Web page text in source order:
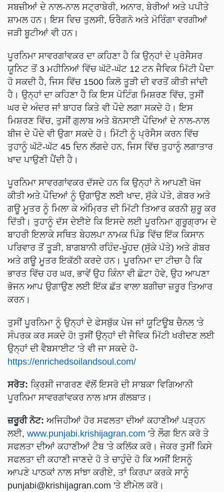
ਸਬਜ਼ੀਆਂ ਦੇ ਨਾਲ-ਨਾਲ ਸਟ੍ਰਾਬੇਰੀ, ਅਨਾਰ, ਬੇਰੀਆਂ ਅਤੇ ਪਪੀਤੇ
ਸ਼ਾਮਲ ਹਨ। ਇਸ ਵਿਚ ਤੁਲਸੀ, ਓਰੈਗਨੋ ਅਤੇ ਮੋਰਿੰਗਾ ਵਰਗੀਆਂ
ਜੜੀ ਬੂਟੀਆਂ ਵੀ ਹਨ।
ਪੂਰਨਿਮਾ ਸਾਵਰਗਾਂਵਕਰ ਦਾ ਕਹਿਣਾ ਹੈ ਕਿ ਉਨ੍ਹਾਂ ਦੇ ਪ੍ਰੋਸੈਸਰ
ਯੂਨਿਟ ਤੋਂ 3 ਮਹੀਨਿਆਂ ਵਿੱਚ ਘੱਟੋ-ਘੱਟ 12 ਟਨ ਜੈਵਿਕ ਮਿੱਟੀ ਪੈਦਾ
ਹੋ ਸਕਦੀ ਹੈ, ਜਿਸ ਵਿੱਚ 1500 ਕਿਲੋ ਤੂੜੀ ਦੀ ਵਰਤੋਂ ਕੀਤੀ ਜਾਂਦੀ
ਹੈ। ਉਨ੍ਹਾਂ ਦਾ ਕਹਿਣਾ ਹੈ ਕਿ ਇਸ ਪੋਟਿੰਗ ਮਿਸ਼ਰਣ ਵਿੱਚ, ਤੁਸੀਂ
ਘਰ ਦੇ ਅੰਦਰ ਜਾਂ ਬਾਹਰ ਕਿਤੇ ਵੀ ਪੌਦੇ ਲਗਾ ਸਕਦੇ ਹੋ। ਇਸ
ਮਿਸ਼ਰਣ ਵਿੱਚ, ਤੁਸੀਂ ਗੁਲਾਬ ਅਤੇ ਬੋਨਸਾਈ ਪੌਦਿਆਂ ਦੇ ਨਾਲ-ਨਾਲ
ਬੀਜ ਦੇ ਪੌਦੇ ਵੀ ਉਗਾ ਸਕਦੇ ਹੋ। ਮਿੱਟੀ ਨੂੰ ਪ੍ਰੋਸੈਸ ਕਰਨ ਵਿੱਚ
ਤੁਹਾਨੂੰ ਘੱਟੋ-ਘੱਟ 45 ਦਿਨ ਲੱਗਦੇ ਹਨ, ਜਿਸ ਵਿੱਚ ਤੁਹਾਨੂੰ ਲਗਾਤਾਰ
ਖਾਦ ਪਾਉਣੀ ਪੈਂਦੀ ਹੈ।
ਪੂਰਨਿਮਾ ਸਾਵਰਗਾਂਵਕਰ ਦੱਸਦੇ ਹਨ ਕਿ ਉਨ੍ਹਾਂ ਨੇ ਆਪਣੀ ਖੋਜ
ਕੀਤੀ ਅਤੇ ਪੌਦਿਆਂ ਨੂੰ ਉਗਾਉਣ ਲਈ ਖਾਦ, ਸੁੱਕੇ ਪੱਤੇ, ਗੋਬਰ ਅਤੇ
ਗਊ ਮੂਤਰ ਨੂੰ ਮਿਲਾ ਕੇ ਅੰਮ੍ਰਿਤ ਦੀ ਮਿੱਟੀ ਤਿਆਰ ਕਰਨੀ ਸ਼ੁਰੂ ਕਰ
ਦਿੱਤੀ। ਤੁਹਾਨੂੰ ਦੱਸ ਦੇਈਏ ਕਿ ਇਸਦੇ ਲਈ ਪੂਰਨਿਮਾ ਗੁਰੂਗ੍ਰਾਮ ਦੇ
ਬਾਹਰੀ ਇਲਾਕੇ ਸਥਿਤ ਬੇਹਲਪਾ ਨਾਮਕ ਪਿੰਡ ਵਿੱਚ ਇੱਕ ਕਿਸਾਨ
ਪਰਿਵਾਰ ਤੋਂ ਤੂੜੀ, ਬਾਗਬਾਨੀ ਰਹਿੰਦ-ਖੂੰਹਦ (ਸੁੱਕੇ ਪੱਤੇ) ਅਤੇ ਗੋਬਰ
ਅਤੇ ਗਊ ਮੂਤਰ ਇਕੱਠੀ ਕਰਦੇ ਹਨ। ਪੂਰਨਿਮਾ ਦਾ ਟੀਚਾ ਹੈ ਕਿ
ਭਾਰਤ ਵਿੱਚ ਹਰ ਘਰ, ਭਾਵੇਂ ਉਹ ਕਿੰਨਾ ਵੀ ਛੋਟਾ ਹੋਵੇ, ਉਹ ਆਪਣਾ
ਭੋਜਨ ਆਪ ਉਗਾਉਣ ਲਈ ਇੱਕ ਛੱਤ ਵਾਲਾ ਬਗੀਚਾ ਜ਼ਰੂਰ ਤਿਆਰ
ਕਰਨ।
ਤੁਸੀਂ ਪੂਰਨਿਮਾ ਨੂੰ ਉਨ੍ਹਾਂ ਦੇ ਫੇਸਬੁੱਕ ਪੇਜ ਜਾਂ ਯੂਟਿਊਬ ਚੈਨਲ 'ਤੇ
ਸੰਪਰਕ ਕਰ ਸਕਦੇ ਹੋ! ਤੁਸੀਂ ਉਨ੍ਹਾਂ ਦੀ ਜੈਵਿਕ ਮਿੱਟੀ ਖਰੀਦਣ ਲਈ
ਉਨ੍ਹਾਂ ਦੀ ਵੈਬਸਾਈਟ 'ਤੇ ਵੀ ਜਾ ਸਕਦੇ ਹੋ-
https://enrichedsoilandsoul.com/
ਸਰੋਤ: ਕ੍ਰਿਸ਼ੀ ਜਾਗਰਣ ਵੱਲੋਂ ਇਸਰੋ ਦੀ ਸਾਬਕਾ ਵਿਗਿਆਨੀ
ਪੂਰਨਿਮਾ ਸਾਵਰਗਾਂਵਕਰ ਨਾਲ ਖ਼ਾਸ ਗੱਲਬਾਤ।
ਜ਼ਰੂਰੀ ਨੋਟ: ਅਜਿਹੀਆਂ ਹੋਰ ਸਫਲਤਾ ਦੀਆਂ ਕਹਾਣੀਆਂ ਪੜ੍ਹਨ
ਲਈ, www.punjabi.krishijagran.com 'ਤੇ ਲੌਗ ਇਨ ਕਰੋ ਤੇ
ਸਫਲਤਾ ਦੀਆਂ ਕਹਾਣੀਆਂ ਟੈਬ 'ਤੇ ਕਲਿੱਕ ਕਰੋ। ਜੇਕਰ ਤੁਸੀਂ ਕਿਸੇ
ਸਫਲਤਾ ਦੀ ਕਹਾਣੀ ਜਾਣਦੇ ਹੋ ਤੇ ਚਾਹੁੰਦੇ ਹੋ ਕਿ ਅਸੀਂ ਇਸਨੂੰ
ਆਪਣੇ ਪਾਠਕਾਂ ਨਾਲ ਸਾਂਝਾ ਕਰੀਏ, ਤਾਂ ਕਿਰਪਾ ਕਰਕੇ ਸਾਨੂੰ
punjabi@krishijagran.com 'ਤੇ ਈਮੇਲ ਕਰੋ।